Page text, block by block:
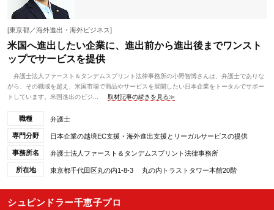
[東京都／海外進出・海外ビジネス]
米国へ進出したい企業に、進出前から進出後までワンスト
ップでサービスを提供
弁護士法人ファースト＆タンデムスプリント法律事務所の小野智博さんは、弁護士でありな
がら、その職域を超え、米国市場で商品やサービスを展開したい日本企業をトータルでサポー
トしています。米国進出のビジ...
取材記事の続きを見る≫
職種 弁護士
専門分野 日本企業の越境EC支援・海外進出支援とリーガルサービスの提供
事務所名 弁護士法人ファースト＆タンデムスプリント法律事務所
所在地 東京都千代田区丸の内1-8-3 丸の内トラストタワー本館20階
シュピンドラー千恵子プロ